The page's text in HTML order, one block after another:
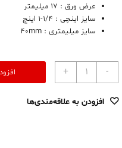
عرض ورق : 17 میلیمتر
سایز اینچی : 1/4-1 اینچ
سایز میلیمتری : 40mm
-
+
افزودن به علاقه‌مندی‌ها